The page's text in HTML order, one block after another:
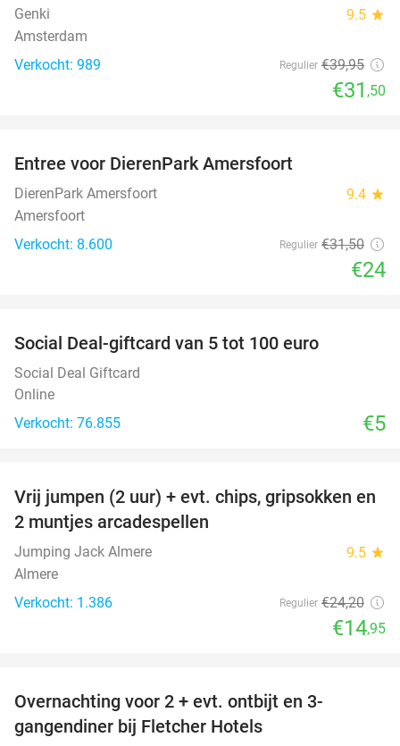
Genki 9.5 star
Amsterdam
Verkocht: 989
Regulier €39,95
€31 ,50
Entree voor DierenPark Amersfoort
DierenPark Amersfoort 9.4 star
Amersfoort
Verkocht: 8.600
Regulier €31,50
€24
Social Deal-giftcard van 5 tot 100 euro
Social Deal Giftcard
Online
Verkocht: 76.855
€5
38%
Vrij jumpen (2 uur) + evt. chips, gripsokken en
2 muntjes arcadespellen
Jumping Jack Almere 9.5 star
Almere
Verkocht: 1.386
Regulier €24,20
€14,95
Overnachting voor 2 + evt. ontbijt en 3-
gangendiner bij Fletcher Hotels